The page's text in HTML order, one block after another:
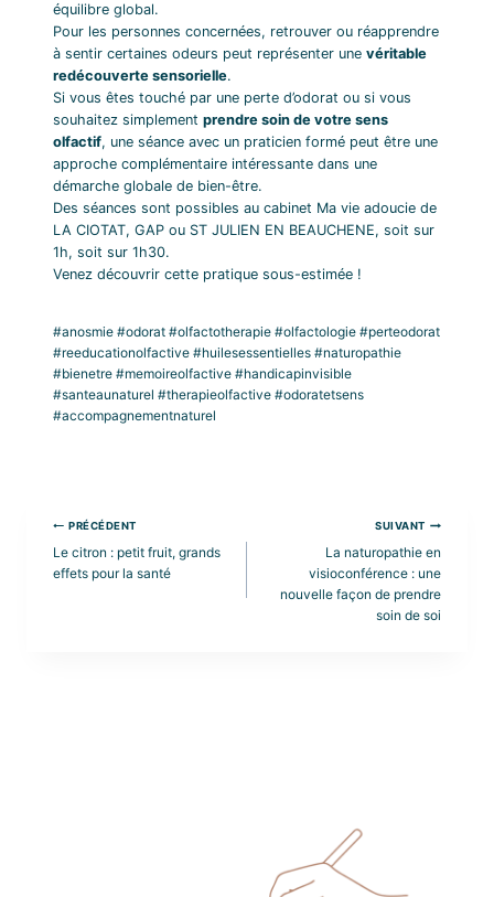
équilibre global.
Pour les personnes concernées, retrouver ou réapprendre
à sentir certaines odeurs peut représenter une véritable
redécouverte sensorielle.
Si vous êtes touché par une perte d’odorat ou si vous
souhaitez simplement prendre soin de votre sens
olfactif, une séance avec un praticien formé peut être une
approche complémentaire intéressante dans une
démarche globale de bien-être.
Des séances sont possibles au cabinet Ma vie adoucie de
LA CIOTAT, GAP ou ST JULIEN EN BEAUCHENE, soit sur
1h, soit sur 1h30.
Venez découvrir cette pratique sous-estimée !
#anosmie #odorat #olfactotherapie #olfactologie #perteodorat
#reeducationolfactive #huilesessentielles #naturopathie
#bienetre #memoireolfactive #handicapinvisible
#santeaunaturel #therapieolfactive #odoratetsens
#accompagnementnaturel
Navigation
de
l’article
PRÉCÉDENT
Le citron : petit fruit, grands
effets pour la santé
SUIVANT
La naturopathie en
visioconférence : une
nouvelle façon de prendre
soin de soi